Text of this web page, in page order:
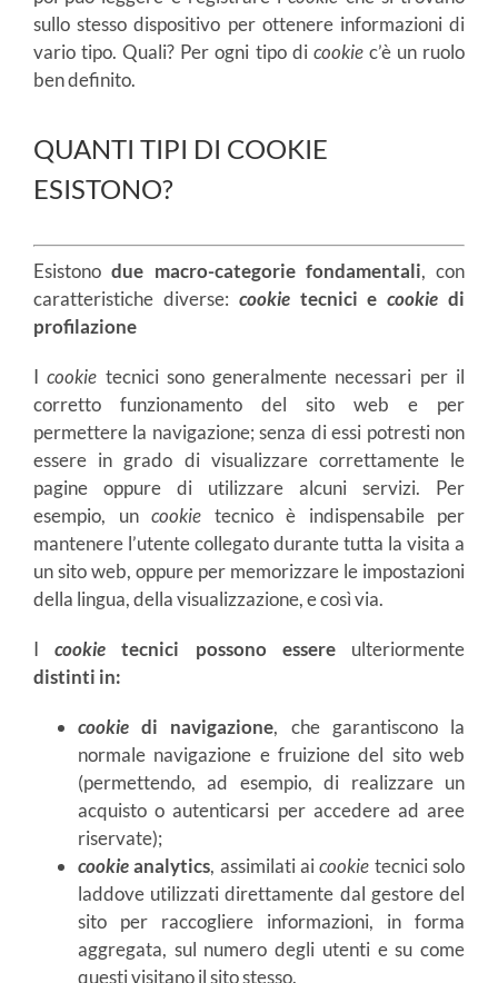
sullo stesso dispositivo per ottenere informazioni di
vario tipo. Quali? Per ogni tipo di cookiec’è un ruolo
ben definito.
QUANTI TIPI DI COOKIE
ESISTONO?
Esistonodue macro-categorie fondamentali, con
caratteristiche diverse: cookietecnici ecookie di
profilazione
Icookie tecnici sono generalmente necessari per il
corretto funzionamento del sito web e per
permettere la navigazione; senza di essi potresti non
essere in grado di visualizzare correttamente le
pagine oppure di utilizzare alcuni servizi. Per
esempio, un cookie tecnico è indispensabile per
mantenere l’utente collegato durante tutta la visita a
un sito web, oppure per memorizzare le impostazioni
della lingua, della visualizzazione, e così via.
Icookie tecnici possono essereulteriormente
distinti in:
cookie di navigazione, che garantiscono la
normale navigazione e fruizione del sito web
(permettendo, ad esempio, di realizzare un
acquisto o autenticarsi per accedere ad aree
riservate);
cookieanalytics, assimilati aicookie tecnici solo
laddove utilizzati direttamente dal gestore del
sito per raccogliere informazioni, in forma
aggregata, sul numero degli utenti e su come
questi visitano il sito stesso.